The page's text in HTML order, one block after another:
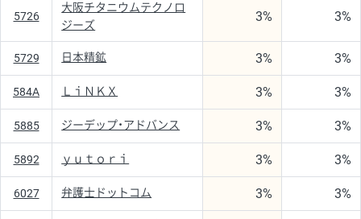
5726
大阪チタニウムテクノロ
ジーズ
3% 3%
5729 日本精鉱 3% 3%
584A ＬｉＮＫＸ 3% 3%
5885 ジーデップ・アドバンス 3% 3%
5892 ｙｕｔｏｒｉ 3% 3%
6027 弁護士ドットコム 3% 3%